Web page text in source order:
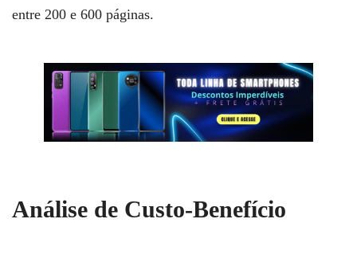
entre 200 e 600 páginas.
Análise de Custo-Benefício